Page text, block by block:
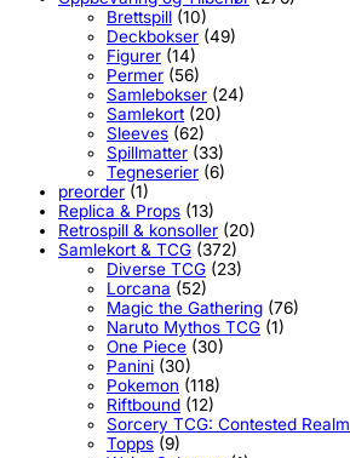
Brettspill (10)
Deckbokser (49)
Figurer (14)
Permer (56)
Samlebokser (24)
Samlekort (20)
Sleeves (62)
Spillmatter (33)
Tegneserier (6)
preorder (1)
Replica & Props (13)
Retrospill & konsoller (20)
Samlekort & TCG (372)
Diverse TCG (23)
Lorcana (52)
Magic the Gathering (76)
Naruto Mythos TCG (1)
One Piece (30)
Panini (30)
Pokemon (118)
Riftbound (12)
Sorcery TCG: Contested Realm
Topps (9)